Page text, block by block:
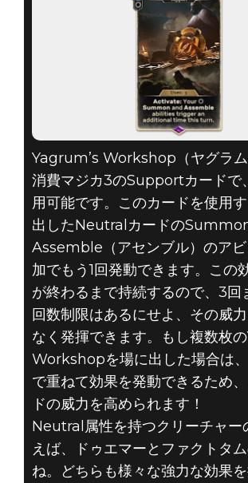
THE ELDER
SCROLLS:
LEGENDS –
2020年10
報酬カード
Yagrum’s Workshop（ヤグラ
消費マジカ3のSupportカードで
用可能です。このカードを使用
出したNeutralカードの
Assemble（アセンブル）のアビ
加でもう1回発動できます。この
が終わるまで持続するので、3回
回数制限はあるにせよ、その威
なく発揮できます。もし複数枚
Workshopを場に出した場合は
で重ねて効果を発動できるため
ドの威力を高められます！
Neutral属性を持つクリーチャー
えば、ドゥエマーとファクトタ
ね。どちらも様々な強力な効果